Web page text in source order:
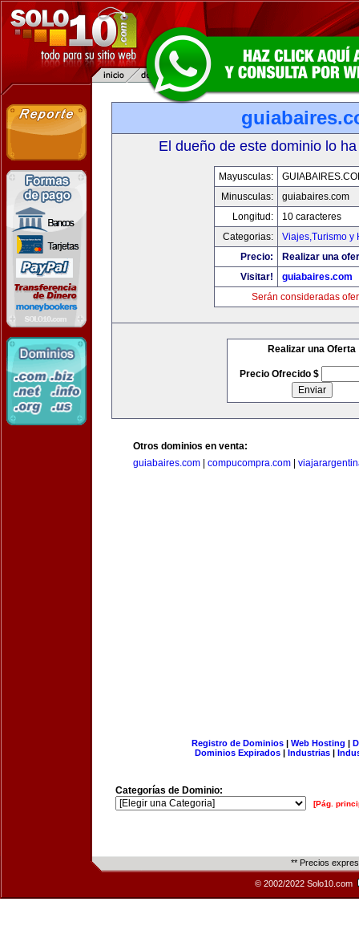
El dueño de este dominio lo
Mayusculas:
Minusculas:
guiabaires.com
Longitud:
10 caracteres
Categorias:
Viajes,Turismo y
Precio:
Realizar una
Visitar!
guiabaires.com
Serán consideradas
Realizar una Oferta
Precio Ofrecido $
Otros dominios en venta:
guiabaires.com
compucompra.com
Registro de Dominios| Web Hosting |
Dominios Expirados | Industrias |
Categorías de Dominio:
[Pág.
** Precios
© 2002/2022 Solo10.com